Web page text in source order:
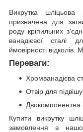
Викрутка
призначена для
роду кріпильних
ванадієвої сталі
ймовірності
Переваги:
Хромванадієва
Отвір для
Двокомпонентна
Купити викрутку
замовлення в